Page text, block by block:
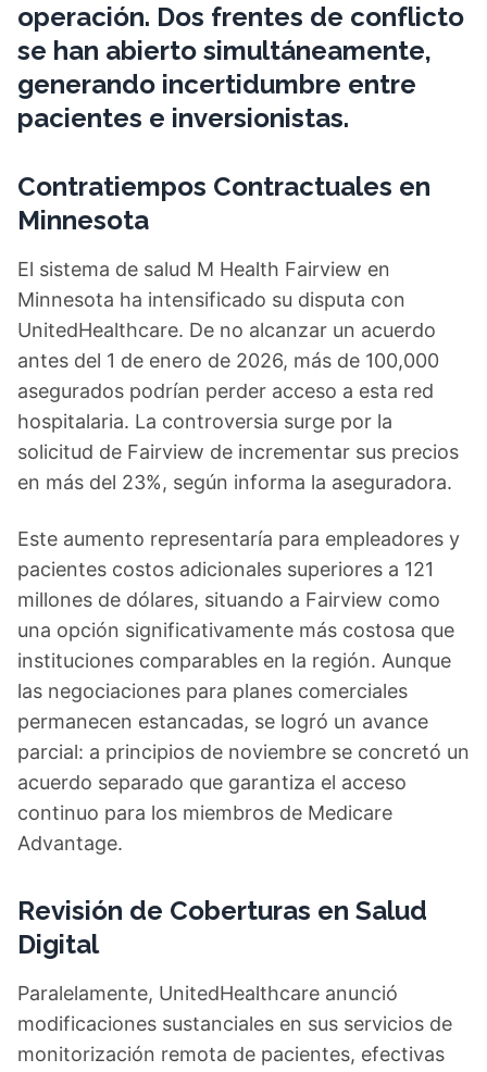
operación. Dos frentes de conflicto
se han abierto simultáneamente,
generando incertidumbre entre
pacientes e inversionistas.
Contratiempos Contractuales en
Minnesota
El sistema de salud M Health Fairview en
Minnesota ha intensificado su disputa con
UnitedHealthcare. De no alcanzar un acuerdo
antes del 1 de enero de 2026, más de 100,000
asegurados podrían perder acceso a esta red
hospitalaria. La controversia surge por la
solicitud de Fairview de incrementar sus precios
en más del 23%, según informa la aseguradora.
Este aumento representaría para empleadores y
pacientes costos adicionales superiores a 121
millones de dólares, situando a Fairview como
una opción significativamente más costosa que
instituciones comparables en la región. Aunque
las negociaciones para planes comerciales
permanecen estancadas, se logró un avance
parcial: a principios de noviembre se concretó un
acuerdo separado que garantiza el acceso
continuo para los miembros de Medicare
Advantage.
Revisión de Coberturas en Salud
Digital
Paralelamente, UnitedHealthcare anunció
modificaciones sustanciales en sus servicios de
monitorización remota de pacientes, efectivas